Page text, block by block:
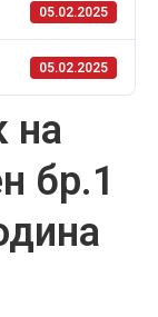
05.02.2025
05.02.2025
на
бр.1